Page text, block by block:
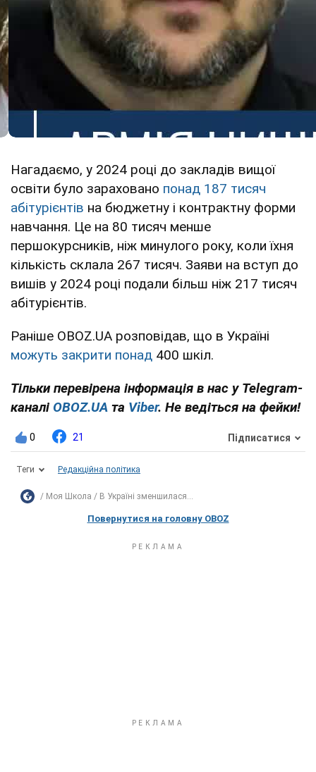
Нагадаємо, у 2024 році до закладів вищої
освіти було зараховано понад 187 тисяч
абітурієнтів на бюджетну і контрактну форми
навчання. Це на 80 тисяч менше
першокурсників, ніж минулого року, коли їхня
кількість склала 267 тисяч. Заяви на вступ до
вишів у 2024 році подали більш ніж 217 тисяч
абітурієнтів.
Раніше OBOZ.UA розповідав, що в Україні
можуть закрити понад 400 шкіл.
Тільки перевірена інформація в нас у Telegram-
каналі OBOZ.UA та Viber. Не ведіться на фейки!
0 21 Підписатися
Теги Редакційна політика
Моя Школа В Україні зменшилася...
Повернутися на головну OBOZ